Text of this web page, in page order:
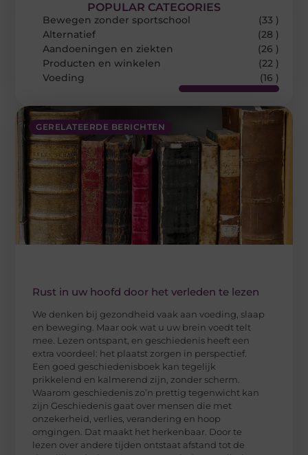
GERELATEERDE BERICHTEN
Rust in uw hoofd door het verleden te lezen
We denken bij gezondheid vaak aan voeding, slaap
en beweging. Maar ook wat u uw brein voedt telt
mee. Lezen ontspant, en geschiedenis heeft een
extra voordeel: het plaatst zorgen in perspectief.
Een goed geschiedenisboek kan tegelijk
prikkelend en kalmerend zijn, zonder scherm.
Waarom geschiedenis zo’n prettig tegenwicht kan
zijn Geschiedenis gaat over mensen die met
onzekerheid, verlies, verandering en hoop
omgingen. Dat maakt het herkenbaar. Door te
lezen over andere tijden ontstaat afstand tot de
POPULAR CATEGORIES
Bewegen zonder sportschool
(33 )
Alternatief
(28 )
Aandoeningen en ziekten
(26 )
Producten en winkelen
(22 )
Voeding
(16 )